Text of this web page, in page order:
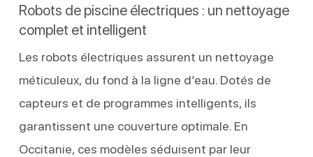
Robots de piscine électriques : un nettoyage
complet et intelligent
Les robots électriques assurent un nettoyage
méticuleux, du fond à la ligne d’eau. Dotés de
capteurs et de programmes intelligents, ils
garantissent une couverture optimale. En
Occitanie, ces modèles séduisent par leur